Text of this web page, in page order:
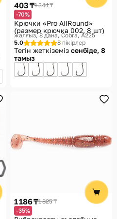
403 ₸1 344 ₸
-70%
Крючки «Pro AIIRound»
(размер крючка 002, 8 шт)
жалғыз, 8 дана Cobra, A225
5.0
8 пікірлер
Тегін жеткіземіз сенбіде, 8
тамыз
1 186 ₸1 825 ₸
-35%